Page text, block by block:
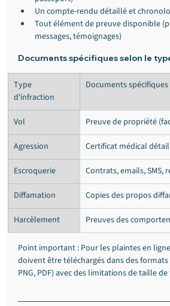
Un compte-rendu détaillé et
Tout élément de preuve disponible
messages, témoignages)
Documents spécifiques selon le
Type
d'infraction
Documents
Vol Preuve de propriété
Agression Certificat médical
Escroquerie Contrats, emails, SMS,
Diffamation Copies des propos
Harcèlement Preuves des
Point important : Pour les plaintes en
doivent être téléchargés dans des formats
PNG, PDF) avec des limitations de taille de